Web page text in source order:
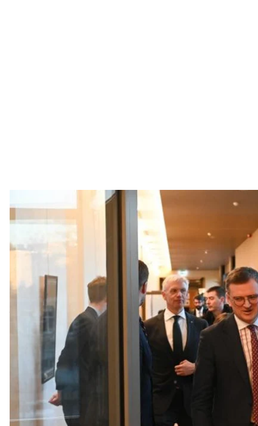
Очільник МЗС України Дмитро Кулеба та його
Естонія оголосила, що має намір підписати
анонсувала новий оборонний пакет для
Про це
естонський міністр
після зустрічі очільників МЗС країн Балтії,
«Ми збираємось підписати двосторонню угоду
зобов’язання»
, — наголосив він.
Також міністр анонсував виділення чергового
наступного тижня. Він зауважив, що його країна
продовжить надавати допомогу.